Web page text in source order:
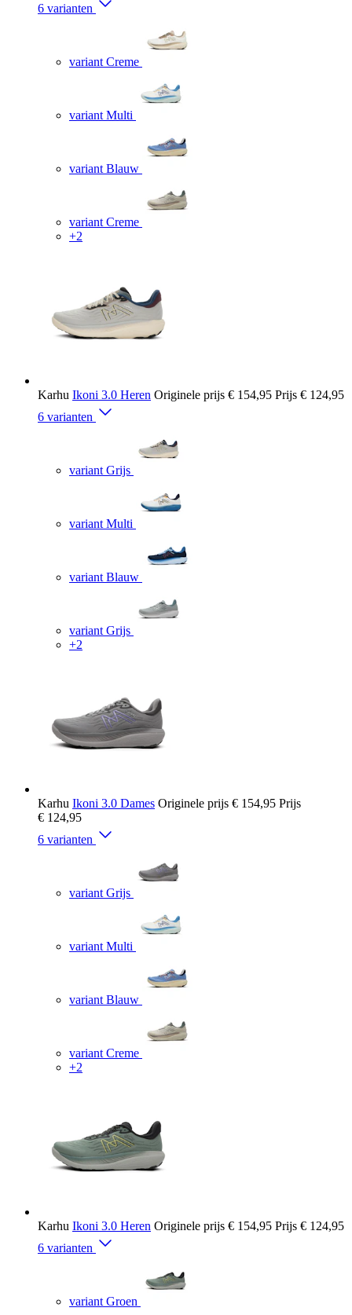
6 varianten
variant Creme
variant Multi
variant Blauw
variant Creme
+2
Karhu Ikoni 3.0 Heren Originele prijs € 154,95 Prijs € 124,95
6 varianten
variant Grijs
variant Multi
variant Blauw
variant Grijs
+2
Karhu Ikoni 3.0 Dames Originele prijs € 154,95 Prijs
€ 124,95
6 varianten
variant Grijs
variant Multi
variant Blauw
variant Creme
+2
Karhu Ikoni 3.0 Heren Originele prijs € 154,95 Prijs € 124,95
6 varianten
variant Groen